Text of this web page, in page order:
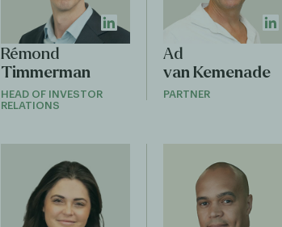
Rémond
Timmerman
HEAD OF INVESTOR
RELATIONS
Ad
van Kemenade
PARTNER